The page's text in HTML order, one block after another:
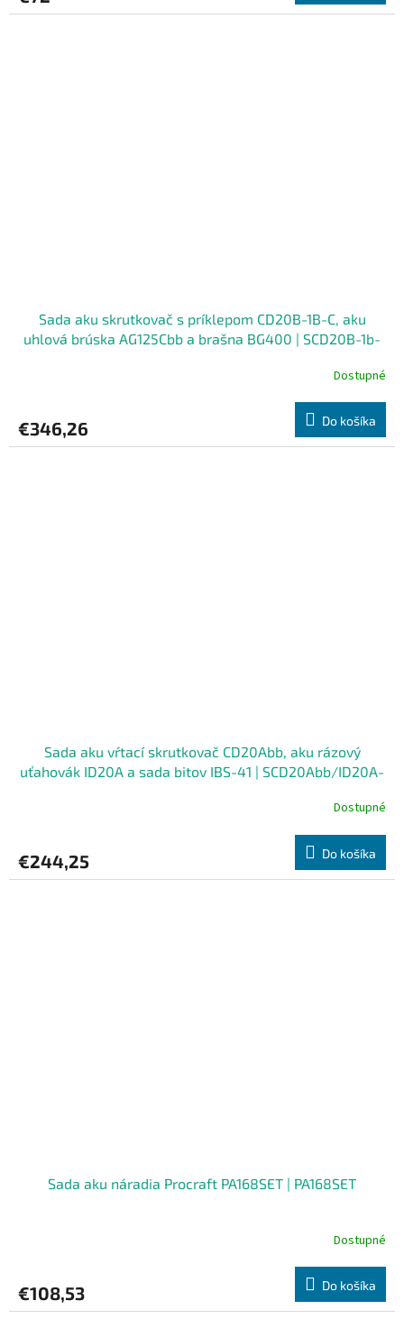
Sada aku skrutkovač s príklepom CD20B-1B-C, aku
uhlová brúska AG125Cbb a brašna BG400 | SCD20B-1b-
Dostupné
€346,26 Do košíka
Sada aku vŕtací skrutkovač CD20Abb, aku rázový
uťahovák ID20A a sada bitov IBS-41 | SCD20Abb/ID20A-
Dostupné
€244,25 Do košíka
Sada aku náradia Procraft PA168SET | PA168SET
Dostupné
€108,53 Do košíka